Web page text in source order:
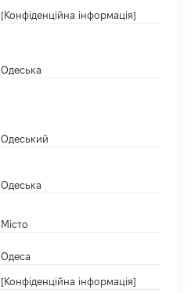
[Конфіденційна інформація]
Одеська
Одеський
Одеська
Місто
Одеса
[Конфіденційна інформація]